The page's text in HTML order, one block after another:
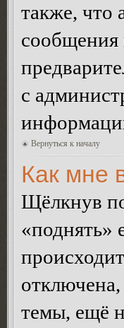
также, что
с
Вернуться к началу
Как мне
Щёлкнув
«поднять»
темы, ещё